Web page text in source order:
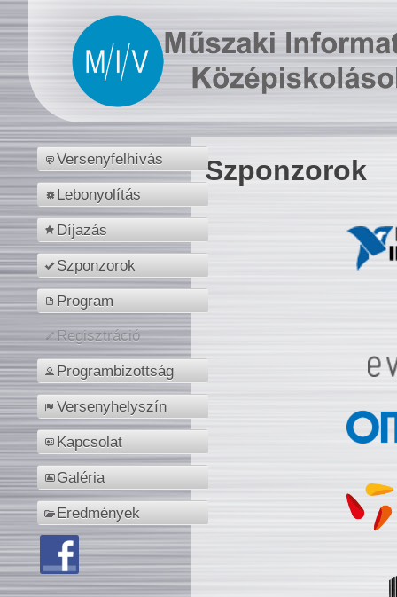
Versenyfelhívás
Lebonyolítás
Díjazás
Szponzorok
Program
Regisztráció
Programbizottság
Versenyhelyszín
Kapcsolat
Galéria
Eredmények
Szponzorok